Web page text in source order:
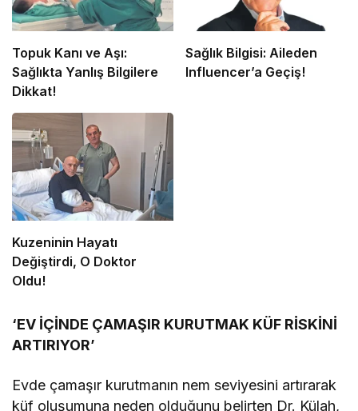
Topuk Kanı ve Aşı:
Sağlıkta Yanlış Bilgilere
Dikkat!
Sağlık Bilgisi: Aileden
Influencer’a Geçiş!
Kuzeninin Hayatı
Değiştirdi, O Doktor
Oldu!
‘EV İÇİNDE ÇAMAŞIR KURUTMAK KÜF RİSKİNİ
ARTIRIYOR’
Evde çamaşır kurutmanın nem seviyesini artırarak
küf oluşumuna neden olduğunu belirten Dr. Külah,